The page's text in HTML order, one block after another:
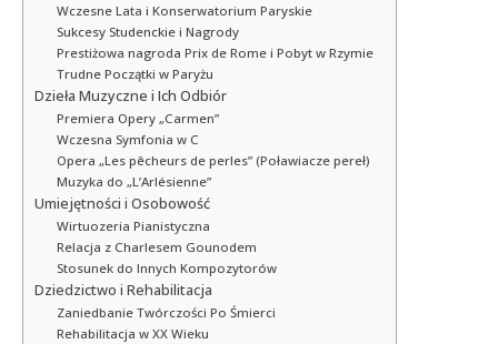
Wczesne Lata i Konserwatorium Paryskie
Sukcesy Studenckie i Nagrody
Prestiżowa nagroda Prix de Rome i Pobyt w Rzymie
Trudne Początki w Paryżu
Dzieła Muzyczne i Ich Odbiór
Premiera Opery „Carmen”
Wczesna Symfonia w C
Opera „Les pêcheurs de perles” (Poławiacze pereł)
Muzyka do „L’Arlésienne”
Umiejętności i Osobowość
Wirtuozeria Pianistyczna
Relacja z Charlesem Gounodem
Stosunek do Innych Kompozytorów
Dziedzictwo i Rehabilitacja
Zaniedbanie Twórczości Po Śmierci
Rehabilitacja w XX Wieku